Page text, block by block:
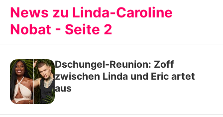
Stars
Filme & Serien
Familie & Liebe
Promiflash Exklusiv
News zu Linda-Caroline
Nobat - Seite 2
Dschungel-Reunion: Zoff
zwischen Linda und Eric artet
aus